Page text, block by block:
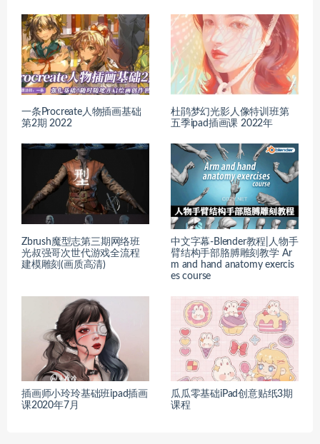
一条Procreate人物插画基础
第2期 2022
杜鹃梦幻光影人像特训班第
五季ipad插画课 2022年
Zbrush魔型志第三期网络班
光叔强哥次世代游戏全流程
建模雕刻(画质高清)
中文字幕-Blender教程|人物手
臂结构手部胳膊雕刻教学 Ar
m and hand anatomy exercis
es course
插画师小玲玲基础班ipad插画
课2020年7月
瓜瓜零基础iPad创意贴纸3期
课程